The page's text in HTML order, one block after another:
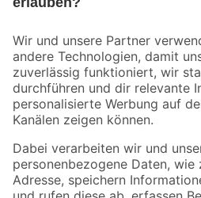
Der toom Newsletter: Keine Angebote und
Zur Newsletter Anmeldung
Folge uns
Zahlungsarten